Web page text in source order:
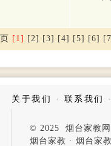
页 [1] [2] [3] [4] [5] [6]
关于我们 · 联系我们
© 2025 烟台家教
烟台家教 · 烟台家